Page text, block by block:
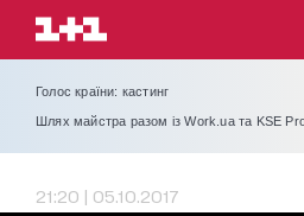
Голос країни: кастинг
Шлях майстра разом із Work.ua та KSE
21:20 | 05.10.2017